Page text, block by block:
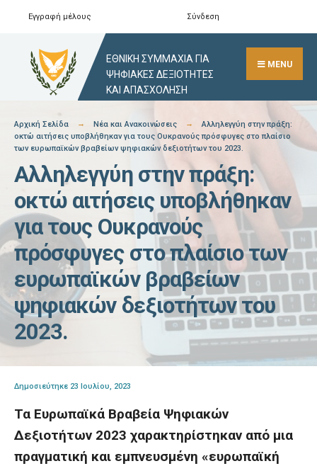
Skip
content
Εγγραφή μέλους Σύνδεση
ΕΘΝΙΚΗ ΣΥΜΜΑΧΙΑ ΓΙΑ
ΨΗΦΙΑΚΕΣ ΔΕΞΙΟΤΗΤΕΣ
ΚΑΙ ΑΠΑΣΧΟΛΗΣΗ
MENU
Αρχική Σελίδα Νέα και Ανακοινώσεις
Αλληλεγγύη στην πράξη:
οκτώ αιτήσεις υποβλήθηκαν για τους Ουκρανούς πρόσφυγες στο πλαίσιο
των ευρωπαϊκών βραβείων ψηφιακών δεξιοτήτων του 2023.
Αλληλεγγύη στην πράξη:
οκτώ αιτήσεις υποβλήθηκαν
για τους Ουκρανούς
πρόσφυγες στο πλαίσιο των
ευρωπαϊκών βραβείων
ψηφιακών δεξιοτήτων του
2023.
Δημοσιεύτηκε 23 Ιουλίου, 2023
Τα Ευρωπαϊκά Βραβεία Ψηφιακών
Δεξιοτήτων 2023 χαρακτηρίστηκαν από μια
πραγματική και εμπνευσμένη «ευρωπαϊκή
Search
Window
Αναζήτηση